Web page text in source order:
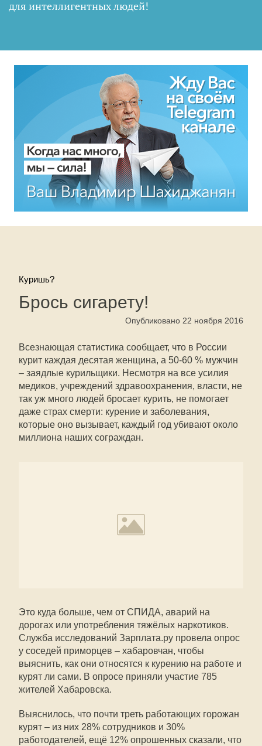
для интеллигентных людей!
Куришь?
Брось сигарету!
Опубликовано 22 ноября 2016
Всезнающая статистика сообщает, что в России
курит каждая десятая женщина, а 50-60 % мужчин
– заядлые курильщики. Несмотря на все усилия
медиков, учреждений здравоохранения, власти, не
так уж много людей бросает курить, не помогает
даже страх смерти: курение и заболевания,
которые оно вызывает, каждый год убивают около
миллиона наших сограждан.
Это куда больше, чем от СПИДА, аварий на
дорогах или употребления тяжёлых наркотиков.
Служба исследований Зарплата.ру провела опрос
у соседей приморцев – хабаровчан, чтобы
выяснить, как они относятся к курению на работе и
курят ли сами. В опросе приняли участие 785
жителей Хабаровска.
Выяснилось, что почти треть работающих горожан
курят – из них 28% сотрудников и 30%
работодателей, ещё 12% опрошенных сказали, что